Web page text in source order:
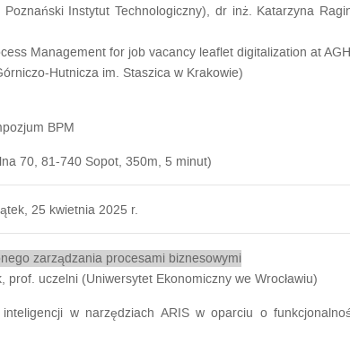
Instytut Technologiczny), dr inż. Katarzyna
Management for job vacancy leaflet digitalization at
Hutnicza im. Staszica w Krakowie)
BPM
70, 81-740 Sopot, 350m, 5 minut)
25 kwietnia 2025 r.
zarządzania procesami biznesowymi
uczelni (Uniwersytet Ekonomiczny we Wrocławiu)
w narzędziach ARIS w oparciu o